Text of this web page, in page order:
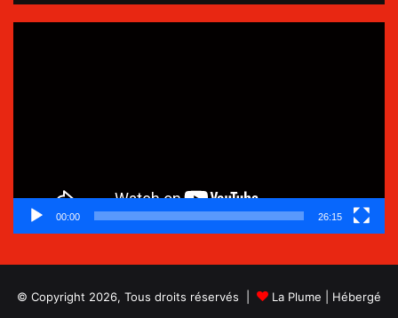
00:00 26:15
© Copyright 2026, Tous droits réservés | La Plume | Hébergé